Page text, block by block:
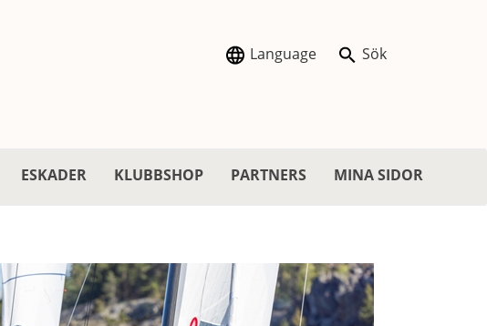
Language Sök
ESKADER KLUBBSHOP PARTNERS MINA SIDOR